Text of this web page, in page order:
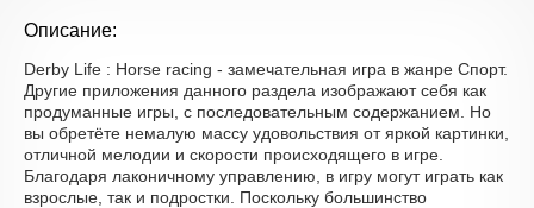
Описание:
Derby Life : Horse racing - замечательная игра в жанре Спорт.
Другие приложения данного раздела изображают себя как
продуманные игры, с последовательным содержанием. Но
вы обретёте немалую массу удовольствия от яркой картинки,
отличной мелодии и скорости происходящего в игре.
Благодаря лаконичному управлению, в игру могут играть как
взрослые, так и подростки. Поскольку большинство